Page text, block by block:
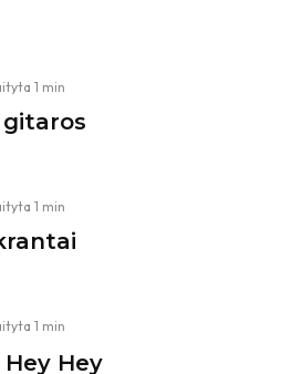
1 min
gitaros
1 min
1 min
Hey Hey